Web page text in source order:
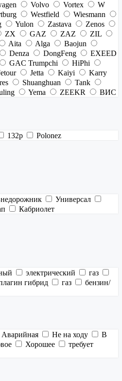
Volvo Vortex
W
Westfield
Wiesmann
Yulon Zastava
Zenos
ZX GAZ ZAZ
ZIL
Aita Alga
Baojun
Denza DongFeng
EXEED
GAC Trumpchi
HiPhi
Jetta Kaiyi
Karry
Shuanghuan
Tank
Yema ZEEKR
ВИС
132p Polonez
Универсал
Кабриолет
электрический
газ
гибрид газ
бензин/
Аварийная Не на ходу
В
Хорошее
требует